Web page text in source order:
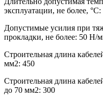
эксплуатации, не более, °С:
Допустимые усилия при
прокладки, не более: 50 Н/
Строительная длина
мм2: 450
Строительная длина
до 70 мм2: 300